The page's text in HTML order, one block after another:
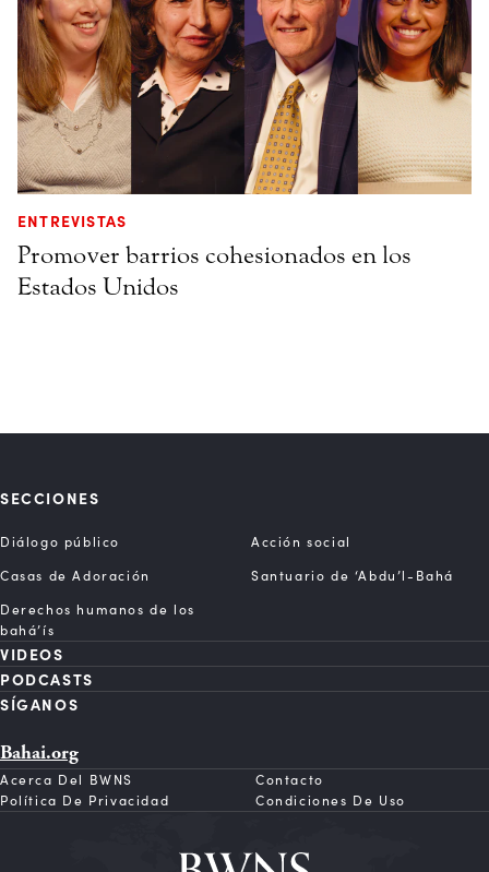
ENTREVISTAS
Promover barrios cohesionados en los
Estados Unidos
SECCIONES
Diálogo público
Acción social
Casas de Adoración
Santuario de ‘Abdu’l-Bahá
Derechos humanos de los
bahá’ís
VIDEOS
PODCASTS
SÍGANOS
Bahai.org
Acerca Del BWNS
Contacto
Política De Privacidad
Condiciones De Uso